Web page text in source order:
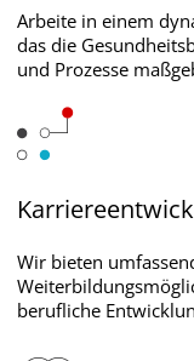
Arbeite in einem
das die
und Prozesse
Wir bieten
berufliche